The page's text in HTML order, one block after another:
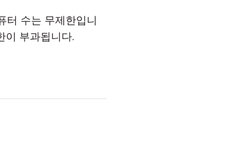
터 수는 무제한입니
이 부과됩니다.